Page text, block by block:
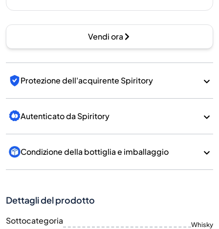
Vendi ora
Protezione dell'acquirente Spiritory
Autenticato da Spiritory
Condizione della bottiglia e imballaggio
Dettagli del prodotto
Sottocategoria Whisky